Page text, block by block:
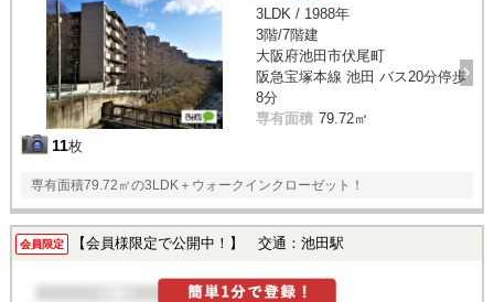
11枚
3LDK / 1988年
3階/7階建
大阪府池田市伏尾町
阪急宝塚本線 池田 バス20分停歩
8分
専有面積 79.72㎡
専有面積79.72㎡の3LDK＋ウォークインクローゼット！
会員限定 【会員様限定で公開中！】 交通：池田駅